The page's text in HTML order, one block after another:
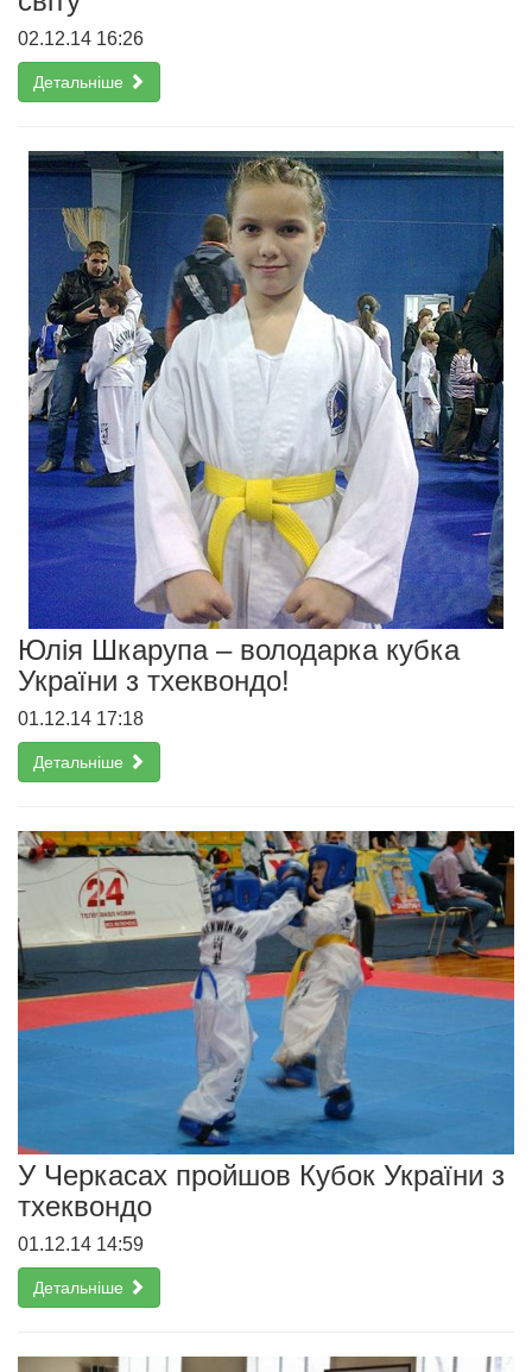
02.12.14 16:26
Детальніше
Юлія Шкарупа – володарка кубка
України з тхеквондо!
01.12.14 17:18
Детальніше
У Черкасах пройшов Кубок України з
тхеквондо
01.12.14 14:59
Детальніше